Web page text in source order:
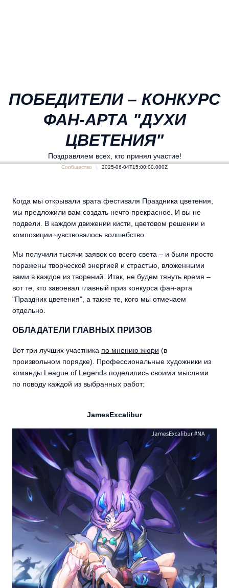
ПОБЕДИТЕЛИ – КОНКУРС
ФАН-АРТА "ДУХИ
ЦВЕТЕНИЯ"
Поздравляем всех, кто принял участие!
Сообщество 2025-06-04T15:00:00.000Z
Когда мы открывали врата фестиваля Праздника цветения,
мы предложили вам создать нечто прекрасное. И вы не
подвели. В каждом движении кисти, цветовом решении и
композиции чувствовалось волшебство.
Мы получили тысячи заявок со всего света – и были просто
поражены творческой энергией и страстью, вложенными
вами в каждое из творений. Итак, не будем тянуть время –
вот те, кто завоевал главный приз конкурса фан-арта
"Праздник цветения", а также те, кого мы отмечаем
отдельно.
ОБЛАДАТЕЛИ ГЛАВНЫХ ПРИЗОВ
Вот три лучших участника по мнению жюри (в
произвольном порядке). Профессиональные художники из
команды League of Legends поделились своими мыслями
по поводу каждой из выбранных работ:
JamesExcalibur